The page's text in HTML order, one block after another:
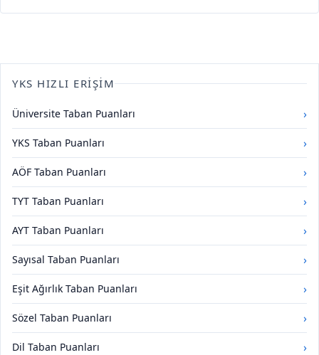
YKS HIZLI ERIŞIM
Üniversite Taban Puanları ›
YKS Taban Puanları ›
AÖF Taban Puanları ›
TYT Taban Puanları ›
AYT Taban Puanları ›
Sayısal Taban Puanları ›
Eşit Ağırlık Taban Puanları ›
Sözel Taban Puanları ›
Dil Taban Puanları ›